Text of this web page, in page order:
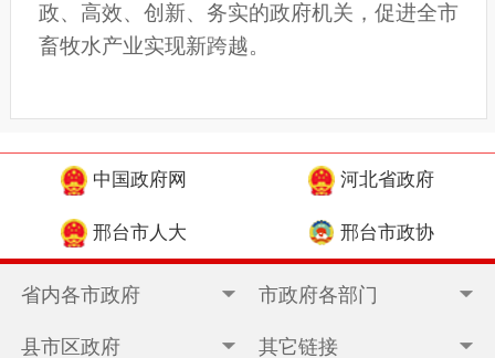
政、高效、创新、务实的政府机关，促进全市
畜牧水产业实现新跨越。
中国政府网 河北省政府
邢台市人大 邢台市政协
省内各市政府 市政府各部门
县市区政府 其它链接